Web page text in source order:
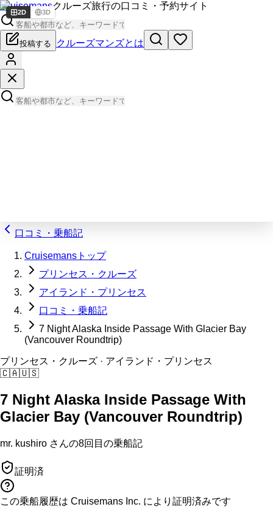
Cruisemansクルーズ旅行の口コミ・予約サイト
投稿する クルーズマンズとは
口コミ・乗船記
Cruisemansトップ
プリンセス・クルーズ
アイランド・プリンセス
口コミ・乗船記
7 Night Alaska Inside Passage With Glacier Bay
(Vancouver Roundtrip)
プリンセス・クルーズ · アイランド・プリンセス
🇨🇦🇺🇸
7 Night Alaska Inside Passage With
Glacier Bay (Vancouver Roundtrip)
mr. kushiro さんの8回目の乗船記
証明済
この乗船履歴は Cruisemans Inc. により証明済みです
2D 3D